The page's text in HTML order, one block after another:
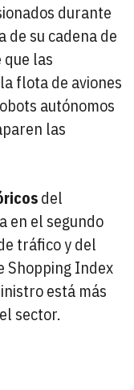
durante
de su cadena de
las
flota de aviones
autónomos
las
del
en el segundo
tráfico y del
Shopping Index
está más
sector.